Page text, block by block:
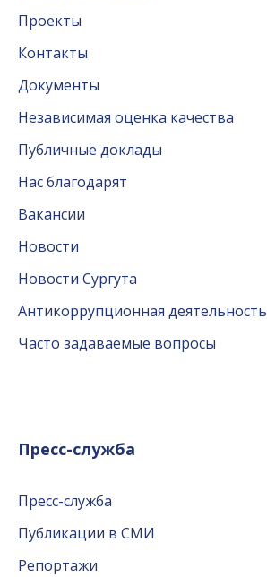
Проекты
Контакты
Документы
Независимая оценка качества
Публичные доклады
Нас благодарят
Вакансии
Новости
Новости Сургута
Антикоррупционная деятельность
Часто задаваемые вопросы
Пресс-служба
Пресс-служба
Публикации в СМИ
Репортажи